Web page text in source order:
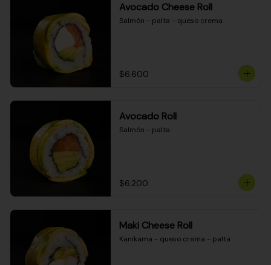
Avocado Cheese Roll
Salmón - palta - queso crema
$6.600
Avocado Roll
Salmón - palta
$6.200
Maki Cheese Roll
Kanikama - queso crema - palta